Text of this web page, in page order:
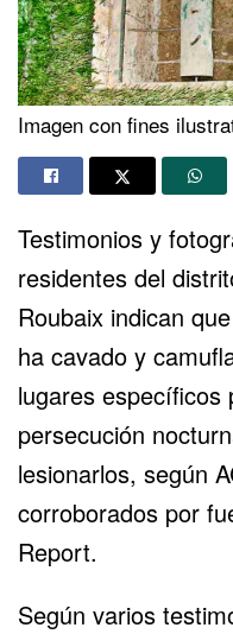
Imagen con fines
Testimonios y
residentes del
Roubaix indican
ha cavado y
lugares específicos
persecución
lesionarlos, según
corroborados por
Report.
Según varios